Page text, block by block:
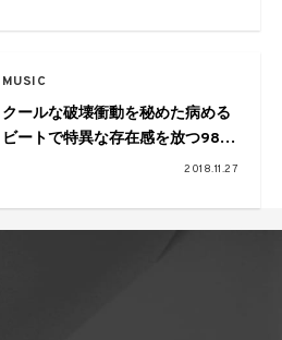
MUSIC
クールな破壊衝動を秘めた病める
ビートで特異な存在感を放つ98年
生まれの “YamieZimmer”。1stア
パーティも開催！
2018.11.27